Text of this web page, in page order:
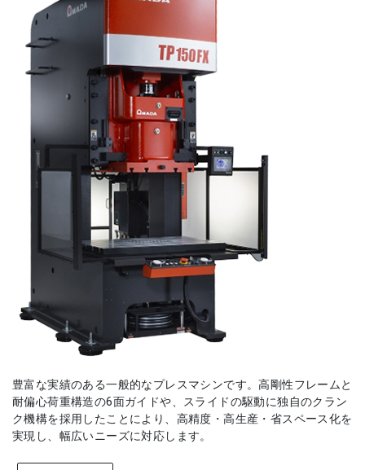
豊富な実績のある一般的なプレスマシンです。高剛性フレームと
耐偏心荷重構造の6面ガイドや、スライドの駆動に独自のクラン
ク機構を採用したことにより、高精度・高生産・省スペース化を
実現し、幅広いニーズに対応します。